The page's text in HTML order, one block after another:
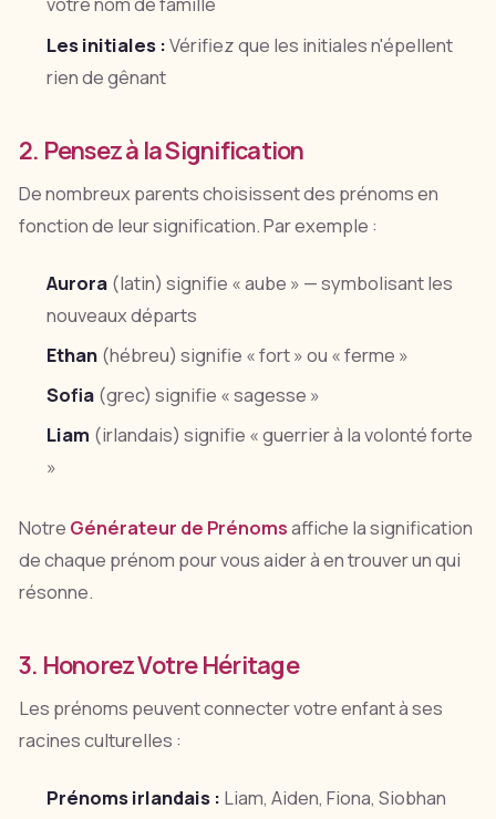
votre nom de famille
Les initiales :Vérifiez que les initiales n'épellent
rien de gênant
2. Pensez à la Signification
De nombreux parents choisissent des prénoms en
fonction de leur signification. Par exemple :
Aurora (latin) signifie « aube » — symbolisant les
nouveaux départs
Ethan (hébreu) signifie « fort » ou « ferme »
Sofia (grec) signifie « sagesse »
Liam (irlandais) signifie « guerrier à la volonté forte
»
Notre Générateur de Prénomsaffiche la signification
de chaque prénom pour vous aider à en trouver un qui
résonne.
3. Honorez Votre Héritage
Les prénoms peuvent connecter votre enfant à ses
racines culturelles :
Prénoms irlandais : Liam, Aiden, Fiona, Siobhan